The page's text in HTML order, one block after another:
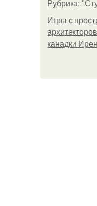
Рубрика:
Игры с
канадки